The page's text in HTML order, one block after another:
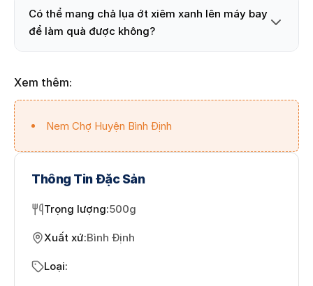
Có thể mang chả lụa ớt xiêm xanh lên máy bay
để làm quà được không?
Xem thêm:
Nem Chợ Huyện Bình Định
Thông Tin Đặc Sản
Trọng lượng:500g
Xuất xứ:Bình Định
Loại: